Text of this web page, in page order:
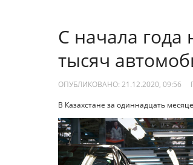
С начала года
тысяч
ОПУБЛИКОВАНО: 21.12.2020, 09:56
В Казахстане за одиннадцать